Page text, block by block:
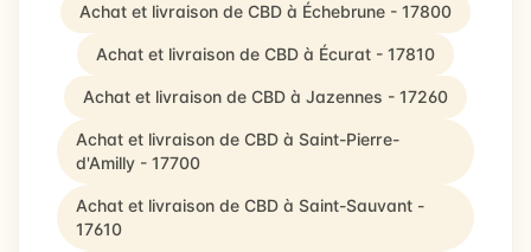
Achat et livraison de CBD à Échebrune - 17800
Achat et livraison de CBD à Écurat - 17810
Achat et livraison de CBD à Jazennes - 17260
Achat et livraison de CBD à Saint-Pierre-
d'Amilly - 17700
Achat et livraison de CBD à Saint-Sauvant -
17610